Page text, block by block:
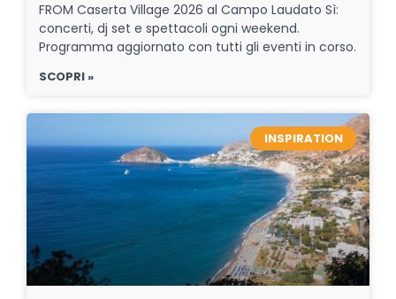
FROM Caserta Village 2026 al Campo Laudato Sì:
concerti, dj set e spettacoli ogni weekend.
Programma aggiornato con tutti gli eventi in corso.
SCOPRI »
INSPIRATION